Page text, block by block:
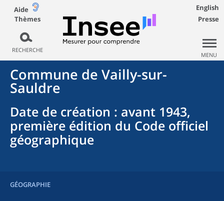
Aide
Thèmes
RECHERCHE
English
Presse
MENU
Commune de Vailly-sur-
Sauldre
Date de création : avant 1943,
première édition du Code officiel
géographique
GÉOGRAPHIE